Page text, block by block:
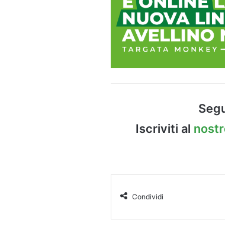
Iscriviti al
Condividi